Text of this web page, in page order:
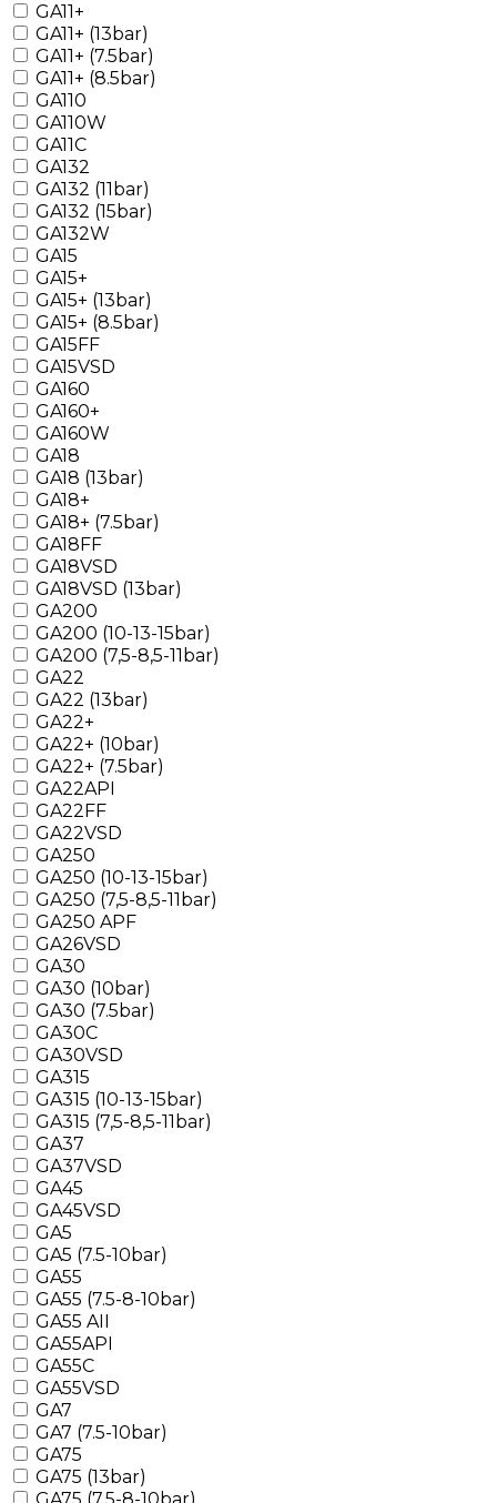
GA11+
GA11+ (13bar)
GA11+ (7.5bar)
GA11+ (8.5bar)
GA110
GA110W
GA11C
GA132
GA132 (11bar)
GA132 (15bar)
GA132W
GA15
GA15+
GA15+ (13bar)
GA15+ (8.5bar)
GA15FF
GA15VSD
GA160
GA160+
GA160W
GA18
GA18 (13bar)
GA18+
GA18+ (7.5bar)
GA18FF
GA18VSD
GA18VSD (13bar)
GA200
GA200 (10-13-15bar)
GA200 (7,5-8,5-11bar)
GA22
GA22 (13bar)
GA22+
GA22+ (10bar)
GA22+ (7.5bar)
GA22API
GA22FF
GA22VSD
GA250
GA250 (10-13-15bar)
GA250 (7,5-8,5-11bar)
GA250 APF
GA26VSD
GA30
GA30 (10bar)
GA30 (7.5bar)
GA30C
GA30VSD
GA315
GA315 (10-13-15bar)
GA315 (7,5-8,5-11bar)
GA37
GA37VSD
GA45
GA45VSD
GA5
GA5 (7.5-10bar)
GA55
GA55 (7.5-8-10bar)
GA55 AII
GA55API
GA55C
GA55VSD
GA7
GA7 (7.5-10bar)
GA75
GA75 (13bar)